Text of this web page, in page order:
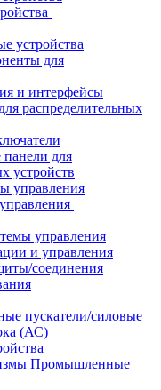
устройства
для
и интерфейсы
распределительных
для
устройств
управления
и управления
соединения
пускатели/силовые
(АС)
Промышленные